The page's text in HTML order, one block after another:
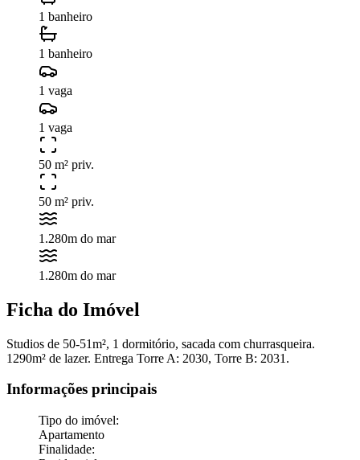
1 banheiro
1 banheiro
1 vaga
1 vaga
50 m² priv.
50 m² priv.
1.280m do mar
1.280m do mar
Ficha do Imóvel
Studios de 50-51m², 1 dormitório, sacada com churrasqueira.
1290m² de lazer. Entrega Torre A: 2030, Torre B: 2031.
Informações principais
Tipo do imóvel:
Apartamento
Finalidade: